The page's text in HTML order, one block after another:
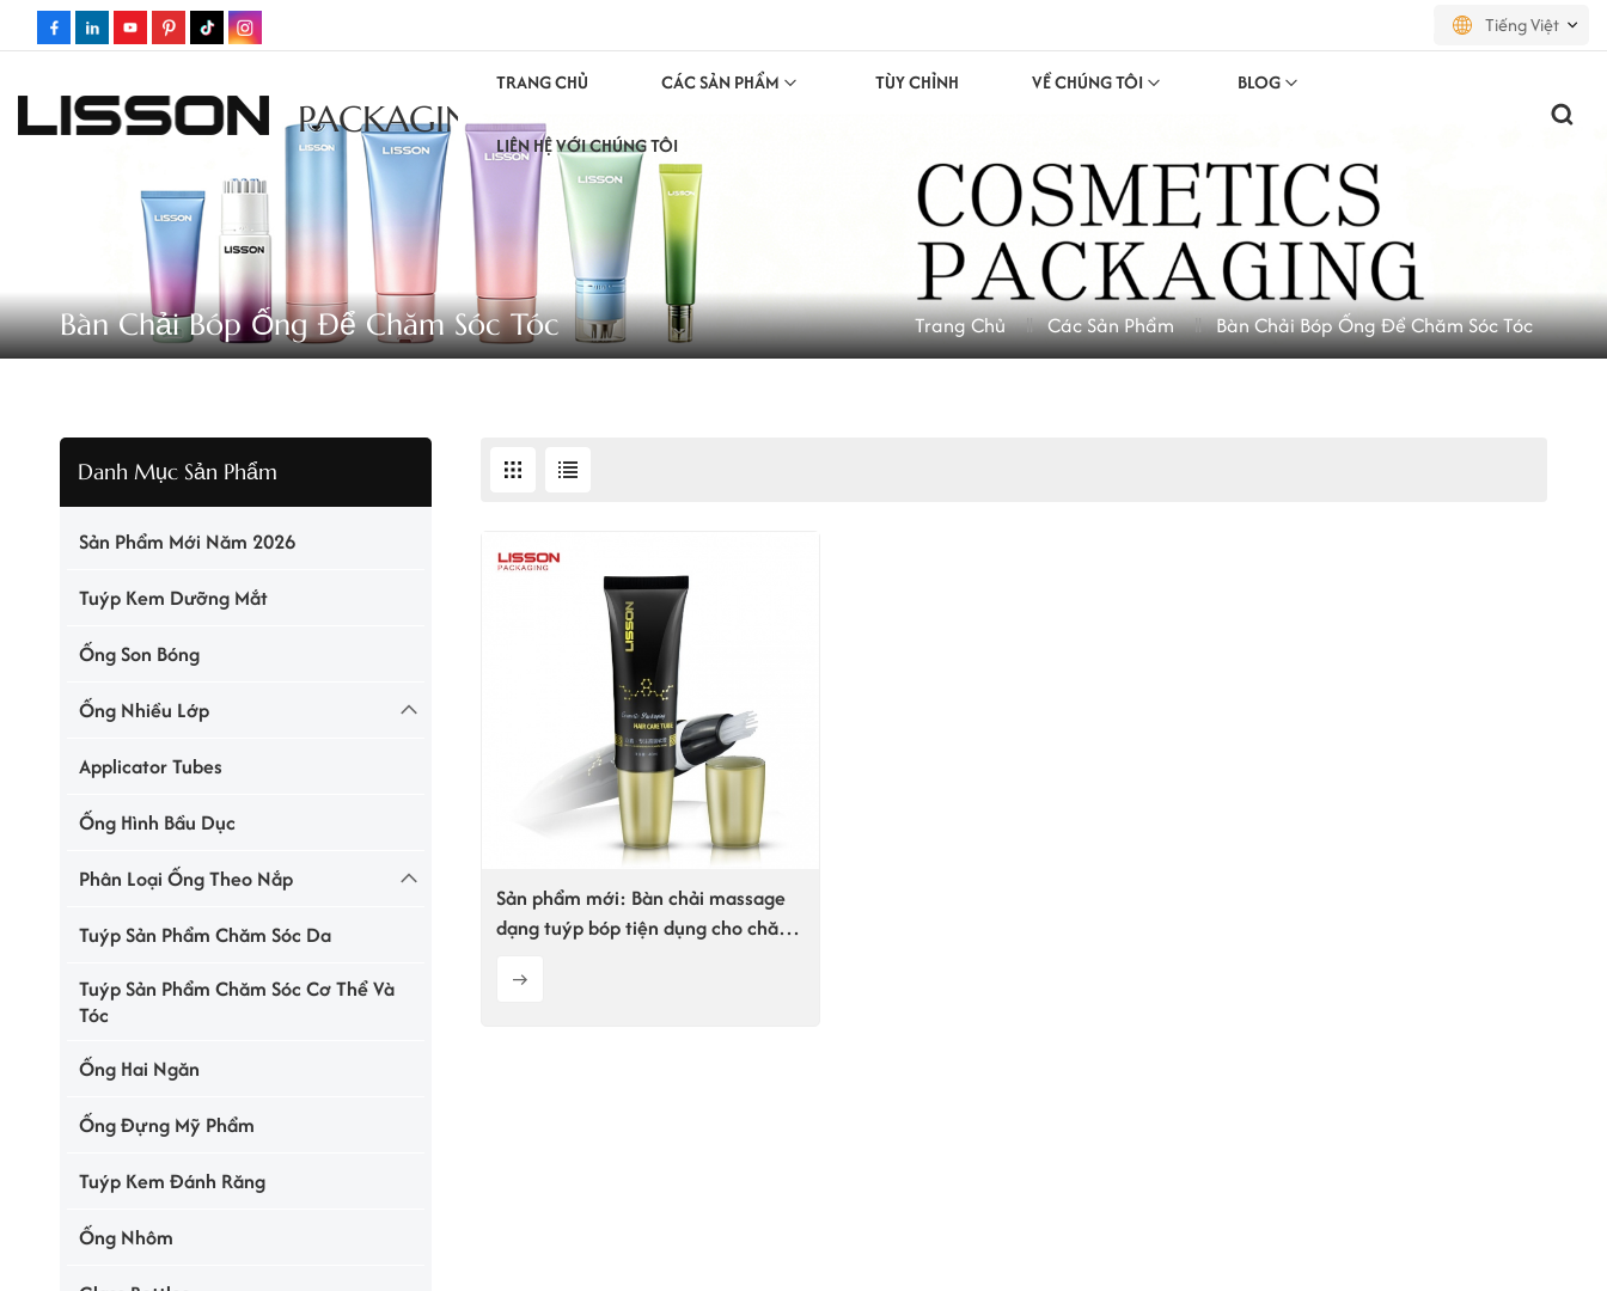
Tiếng Việt
русский
español
português
PACKAGING
TRANG CHỦ CÁC SẢN PHẨM TÙY CHỈNH VỀ CHÚNG TÔI BLOG
LIÊN HỆ VỚI CHÚNG TÔI
Bàn Chải Bóp Ống Để Chăm Sóc Tóc Trang Chủ Các Sản Phẩm Bàn Chải Bóp Ống Để Chăm Sóc Tóc
Danh Mục Sản Phẩm
Sản Phẩm Mới Năm 2026
Tuýp Kem Dưỡng Mắt
Ống Son Bóng
Ống Nhiều Lớp
Applicator Tubes
Ống Hình Bầu Dục
Phân Loại Ống Theo Nắp
Tuýp Sản Phẩm Chăm Sóc Da
Tuýp Sản Phẩm Chăm Sóc Cơ Thể Và
Tóc
Ống Hai Ngăn
Ống Đựng Mỹ Phẩm
Tuýp Kem Đánh Răng
Ống Nhôm
Sản phẩm mới: Bàn chải massage
dạng tuýp bóp tiện dụng cho chăm